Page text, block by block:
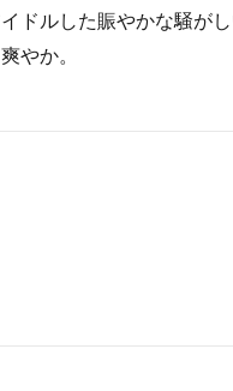
ドルした賑やかな騒が
やか。